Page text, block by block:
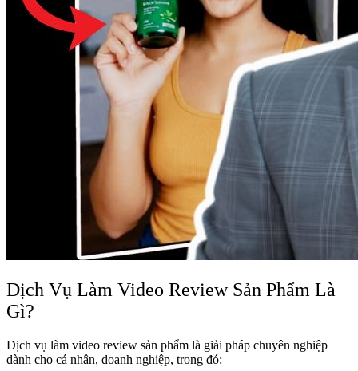
Dịch Vụ Làm Video Review Sản Phẩm Là
Gì?
Dịch vụ làm video review sản phẩm là giải pháp chuyên nghiệp
dành cho cá nhân, doanh nghiệp, trong đó: